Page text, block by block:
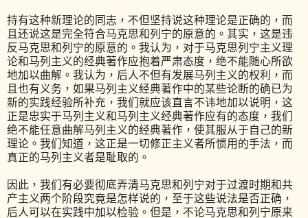
持有这种新理论的同志，不但坚持说这种理论是正确的，而
且还说这是完全符合马克思和列宁的原意的。其实，这是违
反马克思和列宁的原意的。我认为，对于马克思列宁主义理
论和马列主义的经典著作应抱着严肃态度，绝不能随心所欲
地加以曲解。我认为，后人不但有发展马列主义的权利，而
且也有义务，如果马列主义经典著作中的某些论断的确已为
新的实践经验所补充，我们就应该直言不讳地加以说明，这
正是忠实于马列主义和马列主义经典著作应有的态度，我们
绝不能任意曲解马列主义的经典著作，使其服从于自己的新
理论。我们知道，这正是一切修正主义者所惯用的手法，而
真正的马列主义者是耻取的。
因此，我们有必要彻底弄清马克思和列宁对于过渡时期和共
产主义两个阶段究竟是怎样说的，至于这些说法是否正确，
后人可以在实践中加以检验。但是，不论马克思和列宁原来